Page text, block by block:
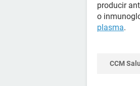
producir
o
plasma.
CCM